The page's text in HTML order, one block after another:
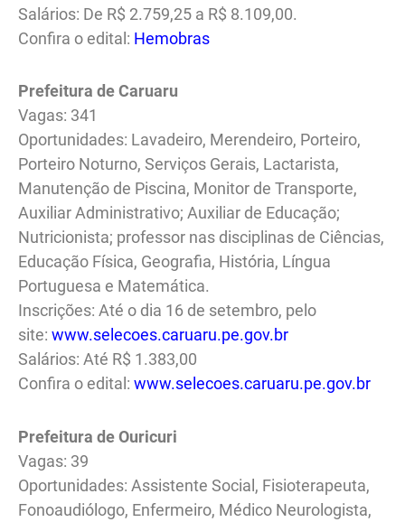
Salários: De R$ 2.759,25 a R$ 8.109,00.
Confira o edital: Hemobras
Prefeitura de Caruaru
Vagas: 341
Oportunidades: Lavadeiro, Merendeiro, Porteiro,
Porteiro Noturno, Serviços Gerais, Lactarista,
Manutenção de Piscina, Monitor de Transporte,
Auxiliar Administrativo; Auxiliar de Educação;
Nutricionista; professor nas disciplinas de Ciências,
Educação Física, Geografia, História, Língua
Portuguesa e Matemática.
Inscrições: Até o dia 16 de setembro, pelo
site: www.selecoes.caruaru.pe.gov.br
Salários: Até R$ 1.383,00
Confira o edital: www.selecoes.caruaru.pe.gov.br
Prefeitura de Ouricuri
Vagas: 39
Oportunidades: Assistente Social, Fisioterapeuta,
Fonoaudiólogo, Enfermeiro, Médico Neurologista,